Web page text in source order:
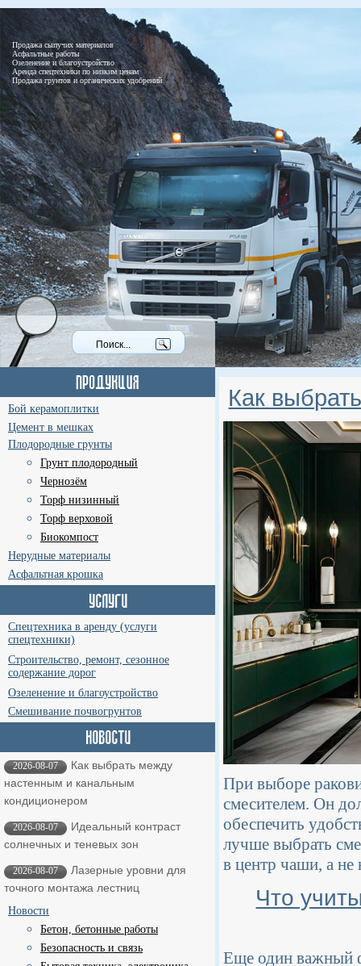
Продажа сыпучих материалов
Асфальтные работы
Озеленение и благоустройство
Аренда спецтехники по низким ценам
Продажа грунтов и органических удобрений
Бой керамоплитки
Цемент в мешках
Плодородные грунты
Грунт плодородный
Чернозём
Торф низинный
Торф верховой
Биокомпост
Нерудные материалы
Асфальтная крошка
Спецтехника в аренду (услуги
спецтехники)
Строительство, ремонт, сезонное
содержание дорог
Озеленение и благоустройство
Смешивание почвогрунтов
2026-08-07
Как выбрать между
настенным и канальным
кондиционером
2026-08-07
Идеальный контраст
солнечных и теневых зон
2026-08-07
Лазерные уровни для
точного монтажа лестниц
Новости
Бетон, бетонные работы
Безопасность и связь
Как
При выборе
смесителем. Он
обеспечить
лучше выбрать
в центр чаши, а не
Что
Еще один важный